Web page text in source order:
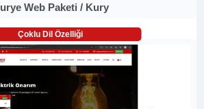
Web Paketi / Kury
Çoklu Dil Özelliği